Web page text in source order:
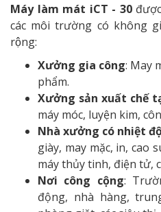
Máy làm mát iCT - 30
các môi trường có không
rộng:
Xưởng gia công: May
phẩm.
Xưởng sản xuất chế
máy móc, luyện kim,
Nhà xưởng có nhiệt
giày, may mặc, in, cao
máy thủy tinh, điện tử,
Nơi công cộng:
động, nhà hàng,